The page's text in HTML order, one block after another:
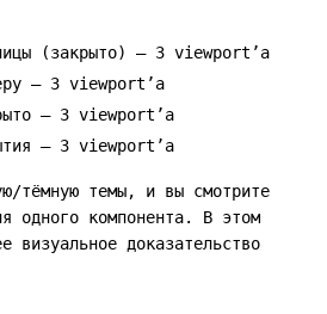
(закрыто) — 3 viewport’а
— 3 viewport’а
— 3 viewport’а
— 3 viewport’а
тёмную темы, и вы смотрите
одного компонента. В этом
визуальное доказательство